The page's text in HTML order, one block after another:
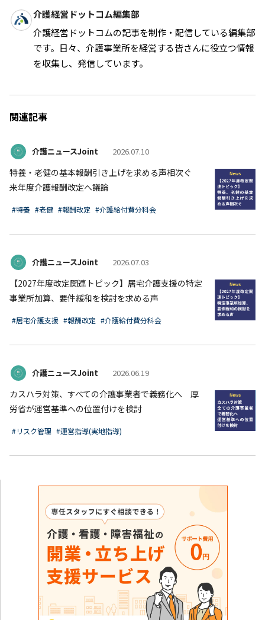
介護経営ドットコム編集部
介護経営ドットコムの記事を制作・配信している編集部
です。日々、介護事業所を経営する皆さんに役立つ情報
を収集し、発信しています。
関連記事
介護ニュースJoint 2026.07.10
特養・老健の基本報酬引き上げを求める声相次ぐ
来年度介護報酬改定へ議論
#特養 #老健 #報酬改定 #介護給付費分科会
介護ニュースJoint 2026.07.03
【2027年度改定関連トピック】居宅介護支援の特定
事業所加算、要件緩和を検討を求める声
#居宅介護支援 #報酬改定 #介護給付費分科会
介護ニュースJoint 2026.06.19
カスハラ対策、すべての介護事業者で義務化へ 厚
労省が運営基準への位置付けを検討
#リスク管理 #運営指導(実地指導)